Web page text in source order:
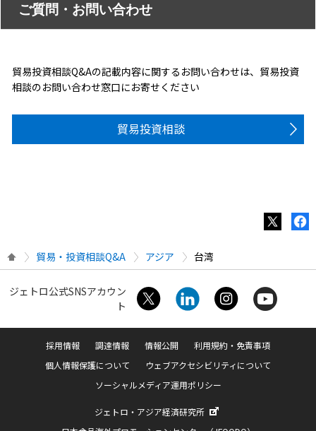
ご質問・お問い合わせ
貿易投資相談Q&Aの記載内容に関するお問い合わせは、貿易投資
相談のお問い合わせ窓口にお寄せください
貿易投資相談
貿易・投資相談Q&A アジア 台湾
ジェトロ公式SNSアカウン
ト
採用情報 調達情報 情報公開
利用規約・免責事項
個人情報保護について
ウェブアクセシビリティについて
ソーシャルメディア運用ポリシー
ジェトロ・アジア経済研究所